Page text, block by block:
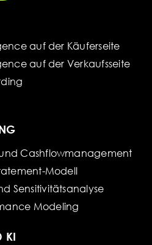
auf der Käuferseite
auf der Verkaufsseite
Cashflowmanagement
Modell
Sensitivitätsanalyse
Modeling
KI